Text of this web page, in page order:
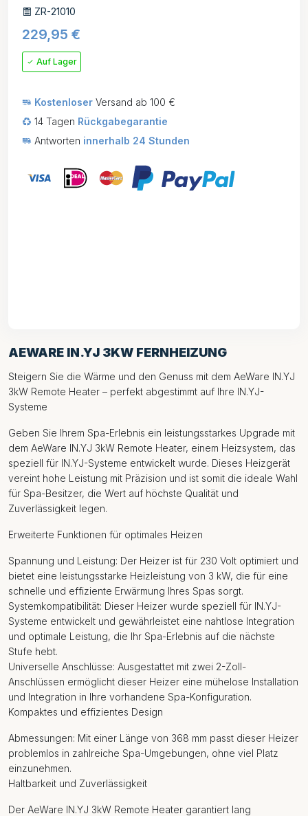
AEWARE IN.YJ 3KW FERNHEIZUNG
Steigern Sie die Wärme und den Genuss mit dem AeWare IN.YJ
3kW Remote Heater – perfekt abgestimmt auf Ihre IN.YJ-
Systeme
Geben Sie Ihrem Spa-Erlebnis ein leistungsstarkes Upgrade mit
dem AeWare IN.YJ 3kW Remote Heater, einem Heizsystem, das
speziell für IN.YJ-Systeme entwickelt wurde. Dieses Heizgerät
vereint hohe Leistung mit Präzision und ist somit die ideale Wahl
für Spa-Besitzer, die Wert auf höchste Qualität und
Zuverlässigkeit legen.
Erweiterte Funktionen für optimales Heizen
Spannung und Leistung: Der Heizer ist für 230 Volt optimiert und
bietet eine leistungsstarke Heizleistung von 3 kW, die für eine
schnelle und effiziente Erwärmung Ihres Spas sorgt.
Systemkompatibilität: Dieser Heizer wurde speziell für IN.YJ-
Systeme entwickelt und gewährleistet eine nahtlose Integration
und optimale Leistung, die Ihr Spa-Erlebnis auf die nächste
Stufe hebt.
Universelle Anschlüsse: Ausgestattet mit zwei 2-Zoll-
Anschlüssen ermöglicht dieser Heizer eine mühelose Installation
und Integration in Ihre vorhandene Spa-Konfiguration.
Kompaktes und effizientes Design
Abmessungen: Mit einer Länge von 368 mm passt dieser Heizer
problemlos in zahlreiche Spa-Umgebungen, ohne viel Platz
einzunehmen.
Haltbarkeit und Zuverlässigkeit
Der AeWare IN.YJ 3kW Remote Heater garantiert lang
ZR-21010
229,95 €
Auf Lager
Kostenloser Versand ab 100 €
14 Tagen Rückgabegarantie
Antworten innerhalb 24 Stunden